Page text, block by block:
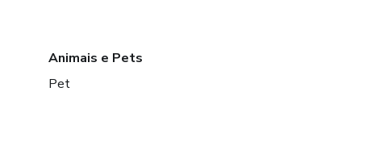
Animais e Pets
Pet